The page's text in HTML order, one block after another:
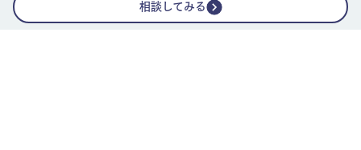
相談してみる